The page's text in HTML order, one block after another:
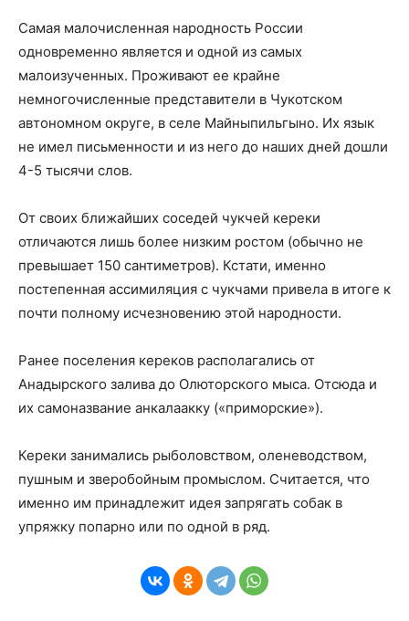
Самая малочисленная народность России
одновременно является и одной из самых
малоизученных. Проживают ее крайне
немногочисленные представители в Чукотском
автономном округе, в селе Майныпильгыно. Их язык
не имел письменности и из него до наших дней дошли
4-5 тысячи слов.
От своих ближайших соседей чукчей кереки
отличаются лишь более низким ростом (обычно не
превышает 150 сантиметров). Кстати, именно
постепенная ассимиляция с чукчами привела в итоге к
почти полному исчезновению этой народности.
Ранее поселения кереков располагались от
Анадырского залива до Олюторского мыса. Отсюда и
их самоназвание анкалаакку («приморские»).
Кереки занимались рыболовством, оленеводством,
пушным и зверобойным промыслом. Считается, что
именно им принадлежит идея запрягать собак в
упряжку попарно или по одной в ряд.